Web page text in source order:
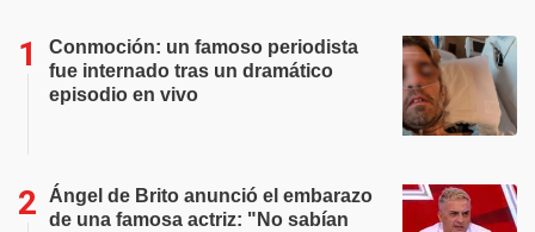
Conmoción: un famoso periodista
fue internado tras un dramático
episodio en vivo
Ángel de Brito anunció el embarazo
de una famosa actriz: "No sabían